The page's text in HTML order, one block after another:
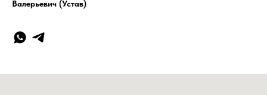
Валерьевич (Устав)